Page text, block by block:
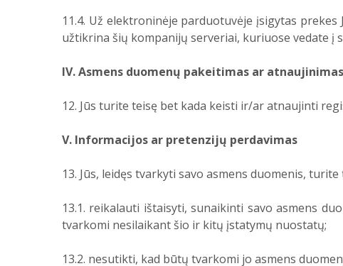
11.4. Už elektroninėje parduotuvėje įsigytas
užtikrina šių kompanijų serveriai, kuriuose vedate į
IV. Asmens duomenų pakeitimas ar atnaujinimas
12. Jūs turite teisę bet kada keisti ir/ar atnaujinti
V. Informacijos ar pretenzijų perdavimas
13. Jūs, leidęs tvarkyti savo asmens duomenis, turite
13.1. reikalauti ištaisyti, sunaikinti savo asmens
tvarkomi nesilaikant šio ir kitų įstatymų nuostatų;
13.2. nesutikti, kad būtų tvarkomi jo asmens